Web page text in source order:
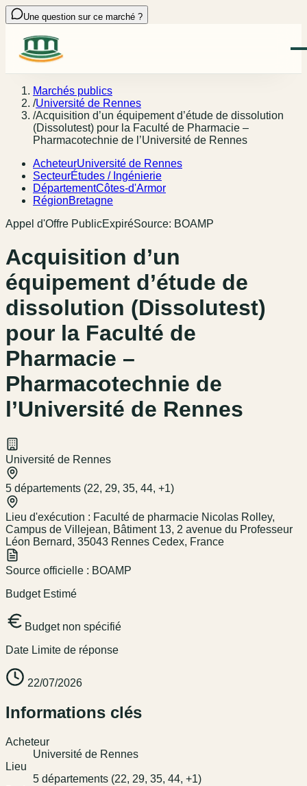
Une question sur ce marché ?
Marchés publics
/Université de Rennes
/Acquisition d’un équipement d’étude de dissolution
(Dissolutest) pour la Faculté de Pharmacie –
Pharmacotechnie de l’Université de Rennes
AcheteurUniversité de Rennes
SecteurÉtudes / Ingénierie
DépartementCôtes-d'Armor
RégionBretagne
Appel d'Offre PublicExpiréSource: BOAMP
Acquisition d’un
équipement d’étude de
dissolution (Dissolutest)
pour la Faculté de
Pharmacie –
Pharmacotechnie de
l’Université de Rennes
Université de Rennes
5 départements (22, 29, 35, 44, +1)
Lieu d'exécution : Faculté de pharmacie Nicolas Rolley,
Campus de Villejean, Bâtiment 13, 2 avenue du Professeur
Léon Bernard, 35043 Rennes Cedex, France
Source officielle : BOAMP
Budget Estimé
Budget non spécifié
Date Limite de réponse
22/07/2026
Informations clés
Acheteur
Université de Rennes
Lieu
5 départements (22, 29, 35, 44, +1)